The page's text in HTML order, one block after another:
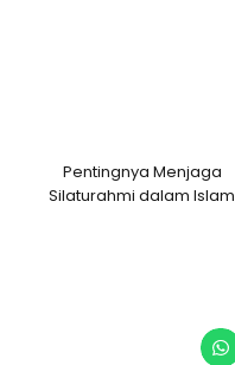
Pentingnya Menjaga
Silaturahmi dalam Islam